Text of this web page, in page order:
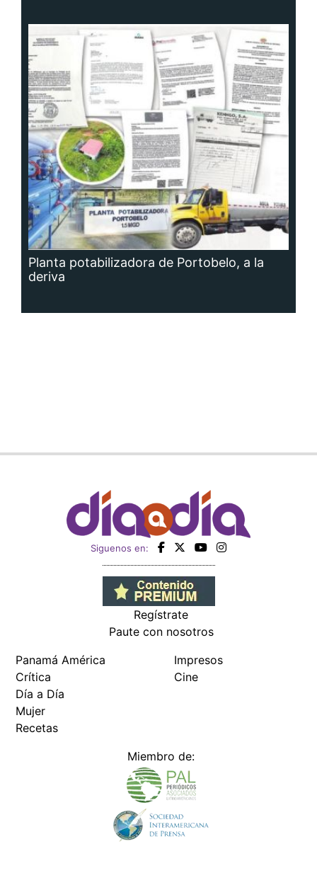
Planta potabilizadora de Portobelo, a la
deriva
Siguenos en:
Regístrate
Paute con nosotros
Panamá América
Crítica
Día a Día
Mujer
Recetas
Impresos
Cine
Miembro de: